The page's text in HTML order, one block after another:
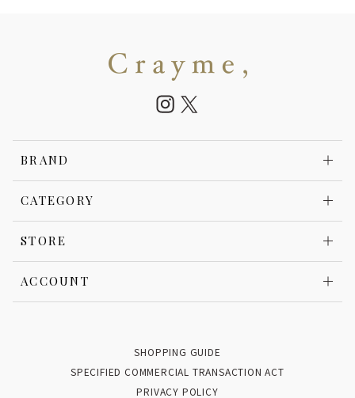
BRAND
CATEGORY
STORE
ACCOUNT
SHOPPING GUIDE
SPECIFIED COMMERCIAL TRANSACTION ACT
PRIVACY POLICY